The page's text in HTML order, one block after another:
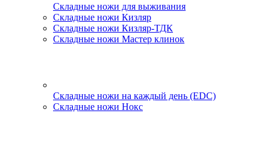
Складные ножи для выживания
Складные ножи Кизляр
Складные ножи Кизляр-ТДК
Складные ножи Мастер клинок
Складные ножи на каждый день (EDC)
Складные ножи Нокс